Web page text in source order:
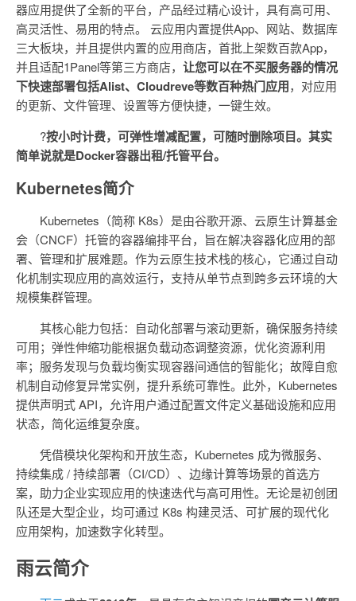
器应用提供了全新的平台，产品经过精心设计，具有高可用、
高灵活性、易用的特点。 云应用内置提供App、网站、数据库
三大板块，并且提供内置的应用商店，首批上架数百款App，
并且适配1Panel等第三方商店， 让您可以在不买服务器的情况
下快速部署包括Alist、Cloudreve等数百种热门应用，对应用
的更新、文件管理、设置等方便快捷，一键生效。
?按小时计费，可弹性增减配置，可随时删除项目。其实
简单说就是Docker容器出租/托管平台。
Kubernetes简介
Kubernetes（简称 K8s）是由谷歌开源、云原生计算基金
会（CNCF）托管的容器编排平台，旨在解决容器化应用的部
署、管理和扩展难题。作为云原生技术栈的核心，它通过自动
化机制实现应用的高效运行，支持从单节点到跨多云环境的大
规模集群管理。
其核心能力包括：自动化部署与滚动更新，确保服务持续
可用；弹性伸缩功能根据负载动态调整资源，优化资源利用
率；服务发现与负载均衡实现容器间通信的智能化；故障自愈
机制自动修复异常实例，提升系统可靠性。此外，Kubernetes
提供声明式 API，允许用户通过配置文件定义基础设施和应用
状态，简化运维复杂度。
凭借模块化架构和开放生态，Kubernetes 成为微服务、
持续集成 / 持续部署（CI/CD）、边缘计算等场景的首选方
案，助力企业实现应用的快速迭代与高可用性。无论是初创团
队还是大型企业，均可通过 K8s 构建灵活、可扩展的现代化
应用架构，加速数字化转型。
雨云简介